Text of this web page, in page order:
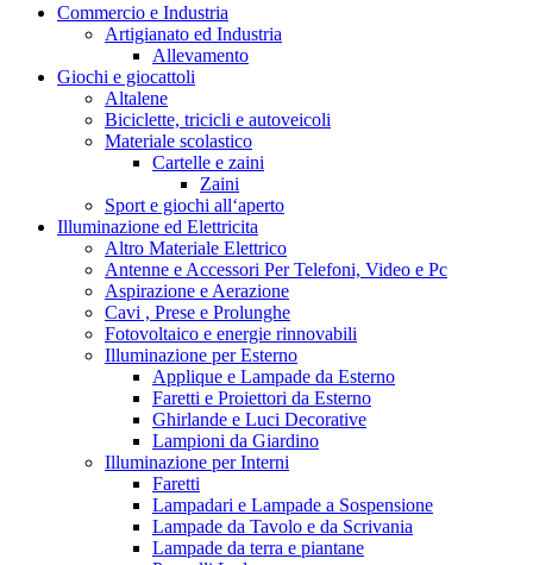
Commercio e Industria
Artigianato ed Industria
Allevamento
Giochi e giocattoli
Altalene
Biciclette, tricicli e autoveicoli
Materiale scolastico
Cartelle e zaini
Zaini
Sport e giochi all‘aperto
Illuminazione ed Elettricita
Altro Materiale Elettrico
Antenne e Accessori Per Telefoni, Video e Pc
Aspirazione e Aerazione
Cavi , Prese e Prolunghe
Fotovoltaico e energie rinnovabili
Illuminazione per Esterno
Applique e Lampade da Esterno
Faretti e Proiettori da Esterno
Ghirlande e Luci Decorative
Lampioni da Giardino
Illuminazione per Interni
Faretti
Lampadari e Lampade a Sospensione
Lampade da Tavolo e da Scrivania
Lampade da terra e piantane